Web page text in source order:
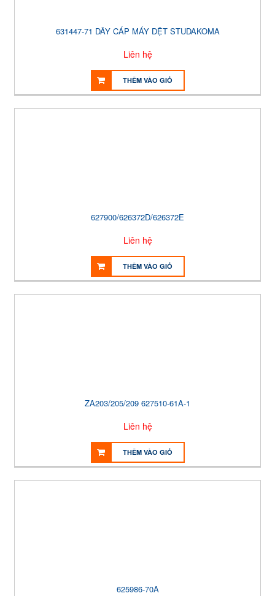
631447-71 DÂY CÁP MÁY DỆT STUDAKOMA
Liên hệ
THÊM VÀO GIỎ
627900/626372D/626372E
Liên hệ
THÊM VÀO GIỎ
ZA203/205/209 627510-61A-1
Liên hệ
THÊM VÀO GIỎ
625986-70A